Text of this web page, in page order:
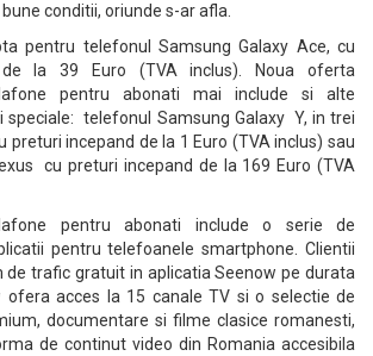
conditii, oriunde s-ar afla.
pentru telefonul Samsung Galaxy Ace, cu
la 39 Euro (TVA inclus). Noua oferta
pentru abonati mai include si alte
speciale: telefonul Samsung Galaxy Y, in trei
preturi incepand de la 1 Euro (TVA inclus) sau
cu preturi incepand de la 169 Euro (TVA
pentru abonati include o serie de
pentru telefoanele smartphone. Clientii
de trafic gratuit in aplicatia Seenow pe durata
ofera acces la 15 canale TV si o selectie de
documentare si filme clasice romanesti,
de continut video din Romania accesibila